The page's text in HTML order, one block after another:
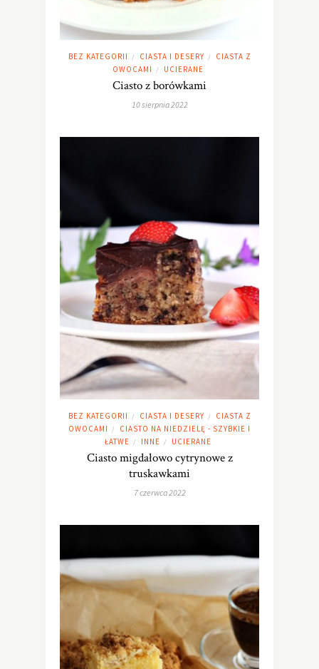
BEZ KATEGORII / CIASTA I DESERY /
CIASTA Z
OWOCAMI
/ UCIERANE
Ciasto z borówkami
10 sierpnia 2022
BEZ KATEGORII / CIASTA I DESERY /
CIASTA Z
OWOCAMI
/
CIASTO NA NIEDZIELĘ - SZYBKIE I
ŁATWE / INNE / UCIERANE
Ciasto migdałowo cytrynowe z
truskawkami
7 czerwca 2022